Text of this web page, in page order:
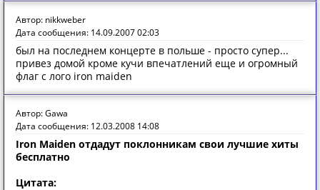
Автор: nikkweber
Дата сообщения: 14.09.2007 02:03
был на последнем концерте в польше - просто супер...
привез домой кроме кучи впечатлений еще и огромный
флаг с лого iron maiden
Автор: Gawa
Дата сообщения: 12.03.2008 14:08
Iron Maiden отдадут поклонникам свои лучшие хиты
бесплатно
Цитата: